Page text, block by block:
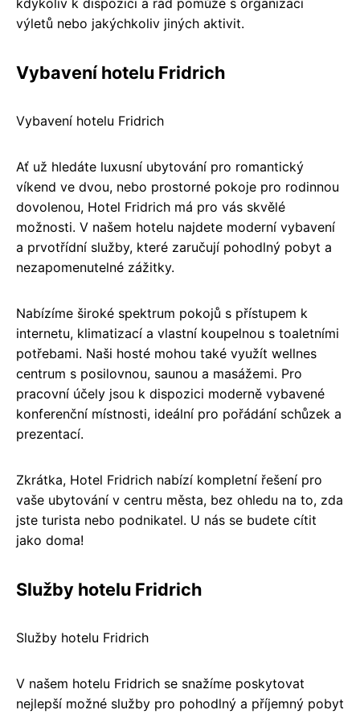
výletů nebo jakýchkoliv jiných aktivit.
Vybavení hotelu Fridrich
Vybavení hotelu Fridrich
Ať už hledáte luxusní ubytování pro romantický
víkend ve dvou, nebo prostorné pokoje pro rodinnou
dovolenou, Hotel Fridrich má pro vás skvělé
možnosti. V našem hotelu najdete moderní vybavení
a prvotřídní služby, které zaručují pohodlný pobyt a
nezapomenutelné zážitky.
Nabízíme široké spektrum pokojů s přístupem k
internetu, klimatizací a vlastní koupelnou s toaletními
potřebami. Naši hosté mohou také využít wellnes
centrum s posilovnou, saunou a masážemi. Pro
pracovní účely jsou k dispozici moderně vybavené
konferenční místnosti, ideální pro pořádání schůzek a
prezentací.
Zkrátka, Hotel Fridrich nabízí kompletní řešení pro
vaše ubytování v centru města, bez ohledu na to, zda
jste turista nebo podnikatel. U nás se budete cítit
jako doma!
Služby hotelu Fridrich
Služby hotelu Fridrich
V našem hotelu Fridrich se snažíme poskytovat
nejlepší možné služby pro pohodlný a příjemný pobyt